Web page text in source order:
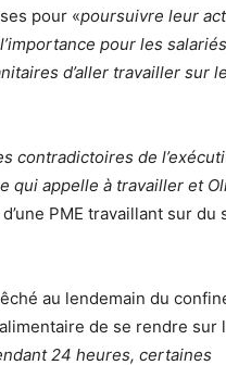
pour «poursuivre leur
l’importance pour les
d’aller travailler sur
contradictoires de
qui appelle à travailler et
PME travaillant sur du
au lendemain du
de se rendre sur
24 heures, certaines